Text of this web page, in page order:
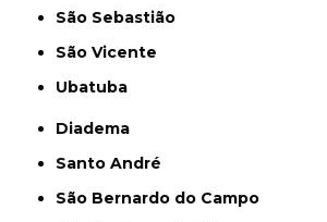
São Sebastião
São Vicente
Ubatuba
Diadema
Santo André
São Bernardo do Campo